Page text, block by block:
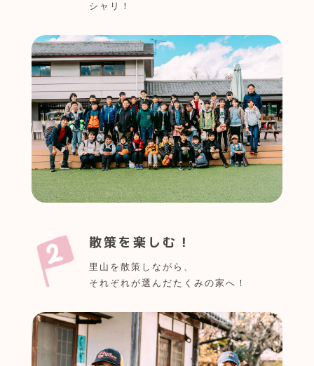
シャリ！
散策を楽しむ！
里山を散策しながら、
それぞれが選んだたくみの家へ！